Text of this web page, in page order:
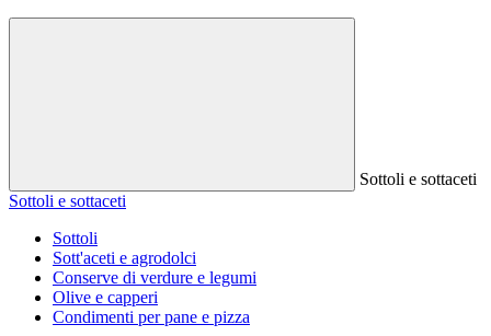
Sottoli e sottaceti
Sottoli e sottaceti
Sottoli
Sott'aceti e agrodolci
Conserve di verdure e legumi
Olive e capperi
Condimenti per pane e pizza